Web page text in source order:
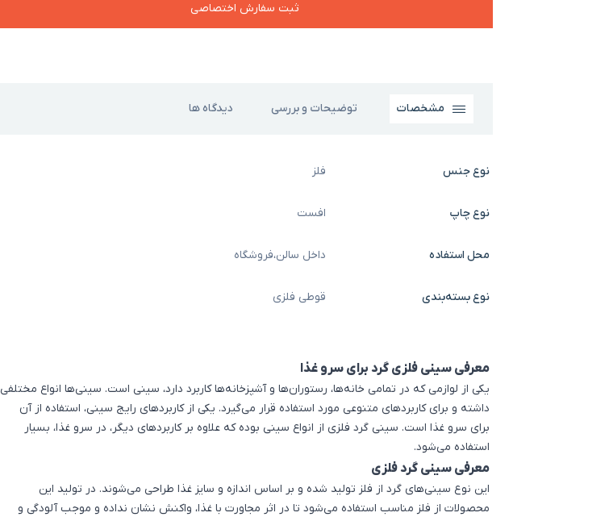
ثبت سفارش اختصاصی
مشخصات توضیحات و بررسی دیدگاه ها
نوع جنس فلز
نوع چاپ افست
محل استفاده داخل سالن،فروشگاه
نوع بسته‌بندی قوطی فلزی
معرفی سینی فلزی گرد برای سرو غذا
یکی از لوازمی که در تمامی خانه‌ها، رستوران‌ها و آشپزخانه‌ها کاربرد دارد، سینی است. سینی‌ها انواع مختلفی
داشته و برای کاربردهای متنوعی مورد استفاده قرار می‌گیرد. یکی از کاربردهای رایج سینی، استفاده از آن
برای سرو غذا است. سینی گرد فلزی از انواع سینی بوده که علاوه بر کاربردهای دیگر، در سرو غذا، بسیار
استفاده می‌شود.
معرفی سینی گرد فلزی
این نوع سینی‌های گرد از فلز تولید شده و بر اساس اندازه و سایز غذا طراحی می‌شوند. در تولید این
محصولات از فلز مناسب استفاده می‌شود تا در اثر مجاورت با غذا، واکنش نشان نداده و موجب آلودگی و